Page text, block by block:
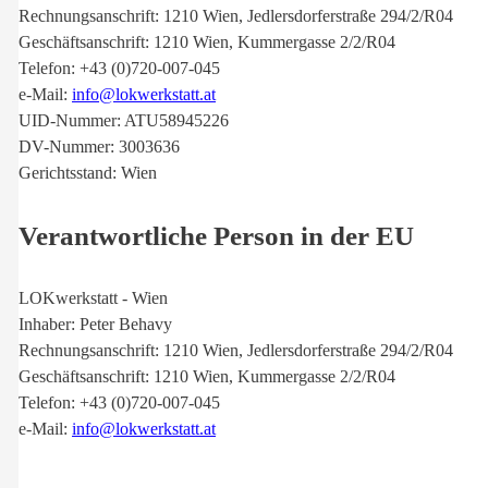
Rechnungsanschrift: 1210 Wien, Jedlersdorferstraße 294/2/R04
Geschäftsanschrift: 1210 Wien, Kummergasse 2/2/R04
Telefon: +43 (0)720-007-045
e-Mail: info@lokwerkstatt.at
UID-Nummer: ATU58945226
DV-Nummer: 3003636
Gerichtsstand: Wien
Verantwortliche Person in der EU
LOKwerkstatt - Wien
Inhaber: Peter Behavy
Rechnungsanschrift: 1210 Wien, Jedlersdorferstraße 294/2/R04
Geschäftsanschrift: 1210 Wien, Kummergasse 2/2/R04
Telefon: +43 (0)720-007-045
e-Mail: info@lokwerkstatt.at